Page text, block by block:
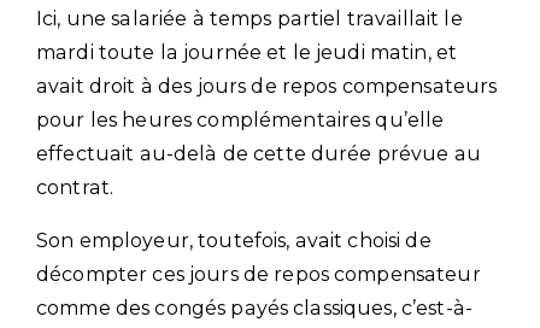
Ici, une salariée à temps partiel travaillait le
mardi toute la journée et le jeudi matin, et
avait droit à des jours de repos compensateurs
pour les heures complémentaires qu’elle
effectuait au-delà de cette durée prévue au
contrat.
Son employeur, toutefois, avait choisi de
décompter ces jours de repos compensateur
comme des congés payés classiques, c’est-à-